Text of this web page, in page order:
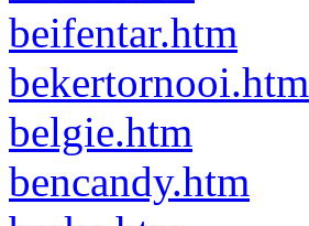
beifentar.htm
bekertornooi.htm
belgie.htm
bencandy.htm